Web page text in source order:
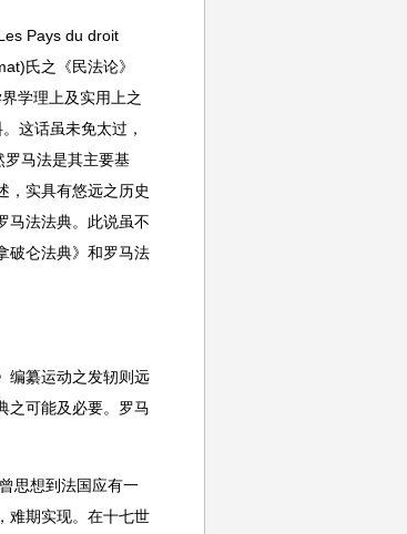
Pays du droit
氏之《民法论》
学理上及实用上之
这话虽未免太过，
马法是其主要基
，实具有悠远之历史
马法法典。此说虽不
破仑法典》和罗马法
编纂运动之发轫则远
之可能及必要。罗马
思想到法国应有一
难期实现。在十七世